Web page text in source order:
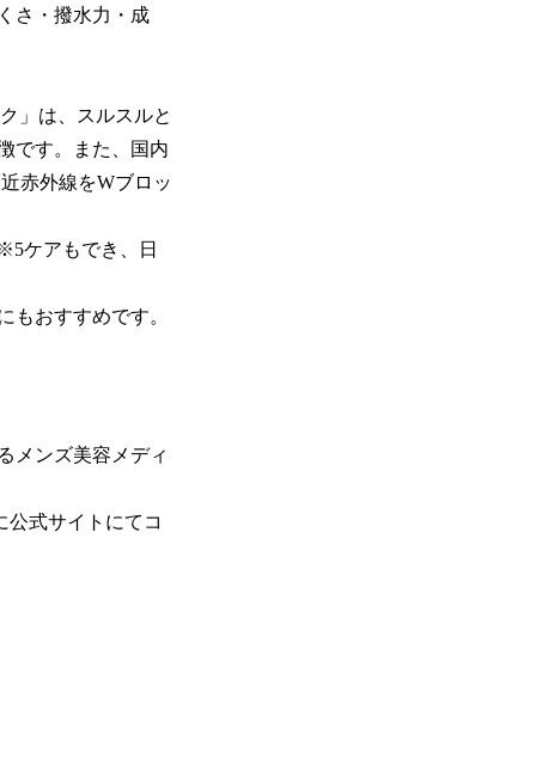
さ・撥水力・成
」は、スルスルと
です。また、国内
赤外線をWブロッ
ケアもでき、日
もおすすめです。
メンズ美容メディ
公式サイトにてコ